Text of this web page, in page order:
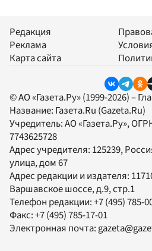
Редакция
Реклама
Карта сайта
© АО «Газета.Ру» (1999-2026) –
Название: Газета.Ru (Gazeta.Ru)
Учредитель:АО «Газета.Ру»,
7743625728
Адрес учредителя: 125239,
улица, дом 67
Адрес редакции и издателя:
Варшавское шоссе, д.9, стр.1
Телефон редакции:+7 (495) 785-
Факс:+7 (495) 785-17-01
Электронная почта: